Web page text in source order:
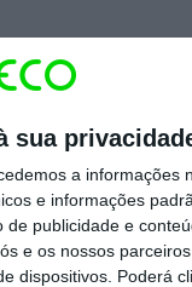
sua
a informações
e informações
publicidade e
e os nossos
dispositivos. Poderá
mais de 2.000
ou 4.490
e apenas se
do imóvel,
e